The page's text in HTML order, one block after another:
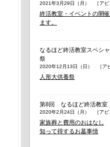
2021年3月29日（月） ［アビ
終活教室・イベントの開
ます。
なるほど終活教室スペシ
祭
2020年12月13日（日） ［ア
人形大供養祭
第8回 なるほど終活教室
2020年2月24日（月） ［アビ
家族葬と費用のおはなし
知って得するお墓事情